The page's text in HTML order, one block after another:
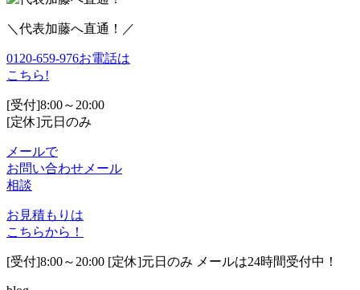
＼代表加藤へ直通！／
0120-659-976お電話は
こちら!
[受付]8:00～20:00
[定休]元日のみ
メールで
お問い合わせ メール
相談
お見積もりは
こちらから！
[受付]8:00～20:00 [定休]元日のみ メールは24時間受付中！